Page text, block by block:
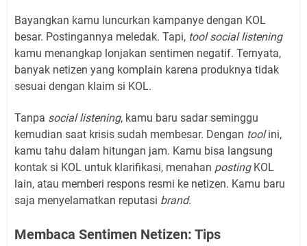
Bayangkan kamu luncurkan kampanye dengan KOL
besar. Postingannya meledak. Tapi, tool social listening
kamu menangkap lonjakan sentimen negatif. Ternyata,
banyak netizen yang komplain karena produknya tidak
sesuai dengan klaim si KOL.
Tanpa social listening, kamu baru sadar seminggu
kemudian saat krisis sudah membesar. Dengan toolini,
kamu tahu dalam hitungan jam. Kamu bisa langsung
kontak si KOL untuk klarifikasi, menahan postingKOL
lain, atau memberi respons resmi ke netizen. Kamu baru
saja menyelamatkan reputasi brand.
Membaca Sentimen Netizen: Tips